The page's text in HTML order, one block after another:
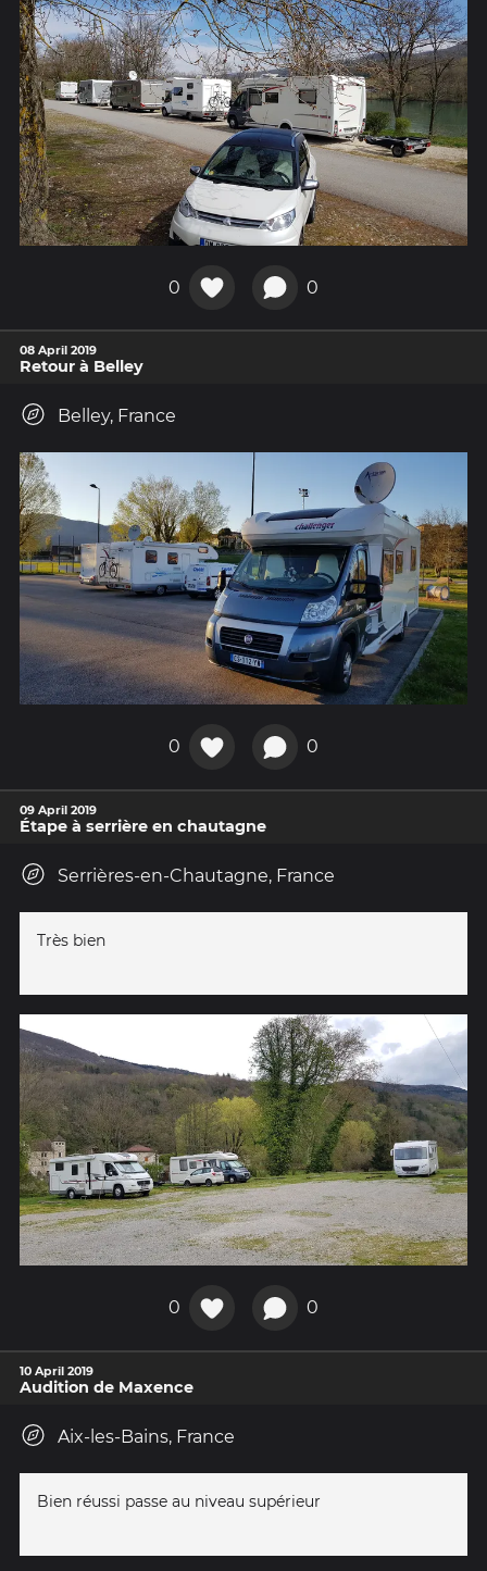
0 0
08 April 2019
Retour à Belley
Belley, France
0 0
09 April 2019
Étape à serrière en chautagne
Serrières-en-Chautagne, France
Très bien
0 0
10 April 2019
Audition de Maxence
Aix-les-Bains, France
Bien réussi passe au niveau supérieur